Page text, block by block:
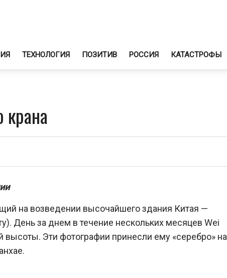
ТЕХНОЛОГИЯ ПОЗИТИВ РОССИЯ КАТАСТРОФЫ
на возведении высочайшего здания Китая —
День за днем в течение нескольких месяцев Wei
Эти фотографии принесли ему «серебро» на